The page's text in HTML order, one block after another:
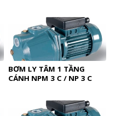
BƠM LY TÂM 1 TẦNG
CÁNH NPM 3 C / NP 3 C